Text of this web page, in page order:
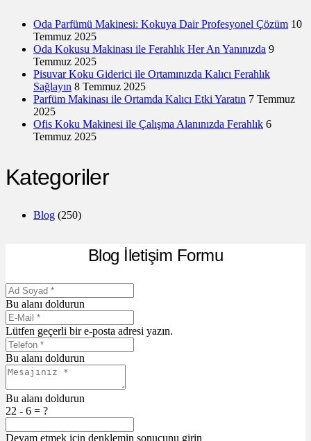
Oda Parfümü Makinesi: Kokuya Dair Profesyonel Çözüm 10
Temmuz 2025
Oda Kokusu Makinası ile Ferahlık Her An Yanınızda 9
Temmuz 2025
Pisuvar Koku Giderici ile Ortamınızda Kalıcı Ferahlık
Sağlayın 8 Temmuz 2025
Parfüm Makinası ile Ortamda Kalıcı Etki Yaratın 7 Temmuz
2025
Ofis Koku Makinesi ile Çalışma Alanınızda Ferahlık 6
Temmuz 2025
Kategoriler
Blog (250)
Blog İletişim Formu
Bu alanı doldurun
Lütfen geçerli bir e-posta adresi yazın.
Bu alanı doldurun
Bu alanı doldurun
22 - 6 = ?
Devam etmek için denklemin sonucunu girin